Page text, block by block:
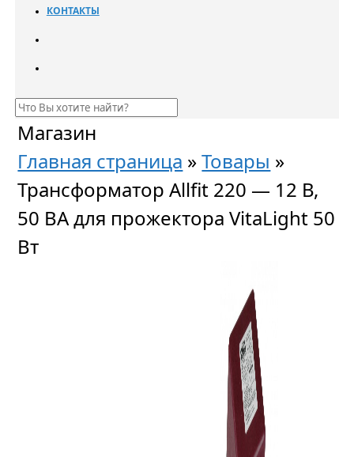
КОНТАКТЫ
Магазин
Главная страница »Товары »
Трансформатор Allfit 220 — 12 В,
50 ВА для прожектора VitaLight 50
Вт